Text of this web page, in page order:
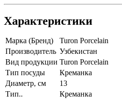
Характеристики
Марка (Бренд)
Turon Porcelain
Производитель Узбекистан
Вид продукции Turon Porcelain
Тип посуды
Креманка
Диаметр, см
13
Тип..
Креманка